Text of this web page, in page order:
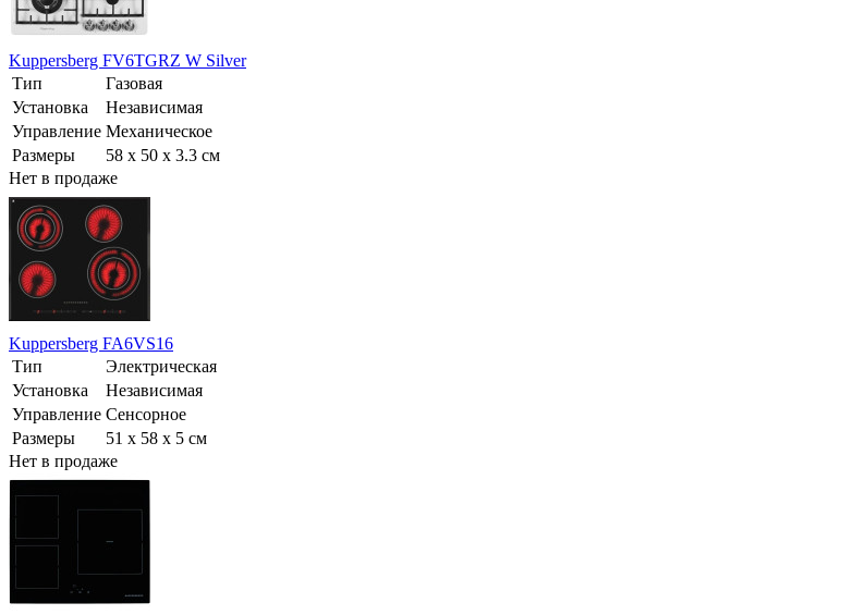
Kuppersberg FV6TGRZ W Silver
Тип
Газовая
Установка
Независимая
Управление Механическое
Размеры
58 x 50 x 3.3 см
Нет в продаже
Kuppersberg FA6VS16
Тип
Электрическая
Установка
Независимая
Управление Сенсорное
Размеры
51 x 58 x 5 см
Нет в продаже